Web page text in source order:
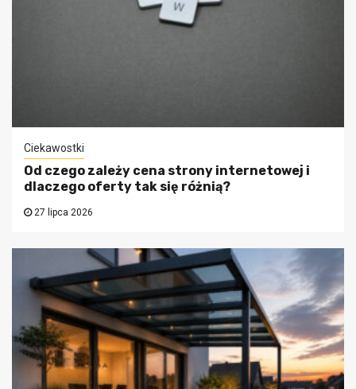
Ciekawostki
Od czego zależy cena strony internetowej i
dlaczego oferty tak się różnią?
27 lipca 2026